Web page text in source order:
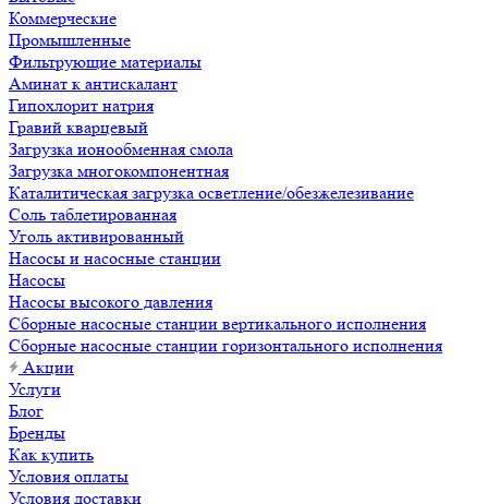
Коммерческие
Промышленные
Фильтрующие материалы
Аминат к антискалант
Гипохлорит натрия
Гравий кварцевый
Загрузка ионообменная смола
Загрузка многокомпонентная
Каталитическая загрузка осветление/обезжелезивание
Соль таблетированная
Уголь активированный
Насосы и насосные станции
Насосы
Насосы высокого давления
Сборные насосные станции вертикального исполнения
Сборные насосные станции горизонтального исполнения
Акции
Услуги
Блог
Бренды
Как купить
Условия оплаты
Условия доставки